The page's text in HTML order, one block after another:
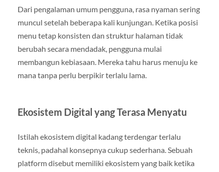
Dari pengalaman umum pengguna, rasa nyaman sering
muncul setelah beberapa kali kunjungan. Ketika posisi
menu tetap konsisten dan struktur halaman tidak
berubah secara mendadak, pengguna mulai
membangun kebiasaan. Mereka tahu harus menuju ke
mana tanpa perlu berpikir terlalu lama.
Ekosistem Digital yang Terasa Menyatu
Istilah ekosistem digital kadang terdengar terlalu
teknis, padahal konsepnya cukup sederhana. Sebuah
platform disebut memiliki ekosistem yang baik ketika